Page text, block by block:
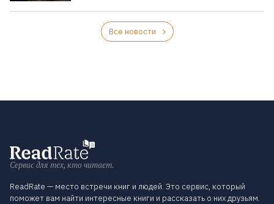
Все новости
Сервис для тех, кто читает.
ReadRate — место встречи книг и людей. Это сервис, который
поможет вам найти интересные книги и рассказать о них друзьям.